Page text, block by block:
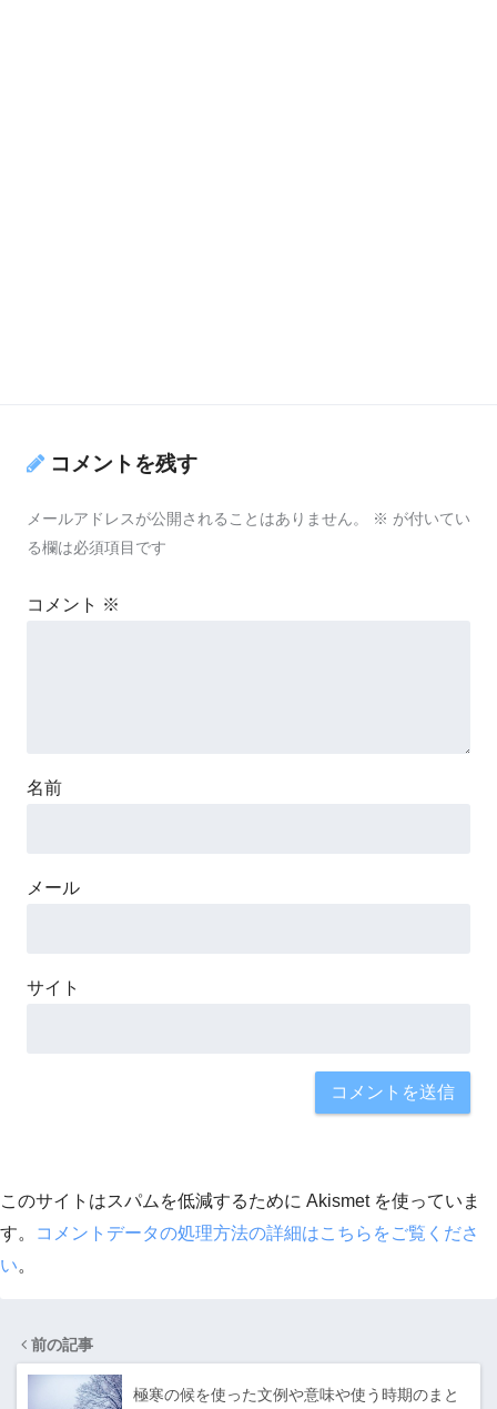
コメントを残す
メールアドレスが公開されることはありません。 ※ が付いてい
る欄は必須項目です
コメント ※
名前
メール
サイト
このサイトはスパムを低減するために Akismet を使っていま
す。
コメントデータの処理方法の詳細はこちらをご覧くださ
い。
前の記事
極寒の候を使った文例や意味や使う時期のまと